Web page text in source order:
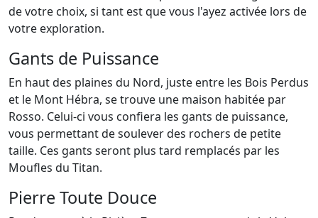
de votre choix, si tant est que vous l'ayez activée lors de
votre exploration.
Gants de Puissance
En haut des plaines du Nord, juste entre les Bois Perdus
et le Mont Hébra, se trouve une maison habitée par
Rosso. Celui-ci vous confiera les gants de puissance,
vous permettant de soulever des rochers de petite
taille. Ces gants seront plus tard remplacés par les
Moufles du Titan.
Pierre Toute Douce